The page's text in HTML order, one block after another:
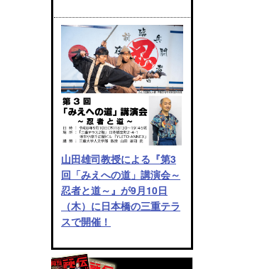
山田雄司教授による『第3
回「みえへの道」講演会～
忍者と道～』が9月10日
（木）に日本橋の三重テラ
スで開催！